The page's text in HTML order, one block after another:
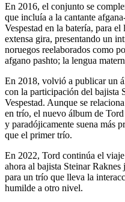
En 2016, el conjunto se
que incluía a la cantante
Vespestad en la batería, para
extensa gira, presentando un
noruegos reelaborados como
afgano pashto; la lengua
En 2018, volvió a publicar un
con la participación del bajista
Vespestad. Aunque se
en trío, el nuevo álbum de
y paradójicamente suena más
que el primer trío.
En 2022, Tord continúa el
ahora al bajista Steinar Raknes
para un trío que lleva la
humilde a otro nivel.